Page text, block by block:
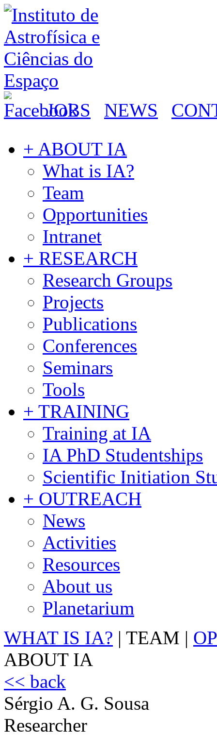
JOBS NEWS
+ ABOUT IA
What is IA?
Team
Opportunities
Intranet
+ RESEARCH
Research Groups
Projects
Publications
Conferences
Seminars
Tools
+ TRAINING
Training at IA
IA PhD Studentships
Scientific Initiation
+ OUTREACH
News
Activities
Resources
About us
Planetarium
WHAT IS IA? | TEAM |
ABOUT IA
<< back
Sérgio A. G. Sousa
Researcher